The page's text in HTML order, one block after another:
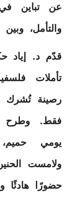
عن تباين في
والتأمل،
قدّم د. إياد
تأملات
رصينة تُشرك
فقط. وطرح
يومي حميم،
ولامست
حضورًا هادئًا